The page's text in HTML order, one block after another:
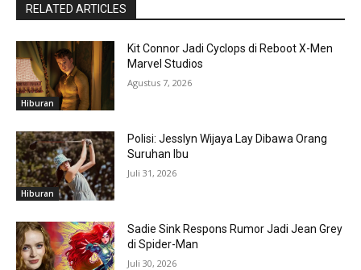
RELATED ARTICLES
Hiburan
Kit Connor Jadi Cyclops di Reboot X-Men
Marvel Studios
Agustus 7, 2026
Hiburan
Polisi: Jesslyn Wijaya Lay Dibawa Orang
Suruhan Ibu
Juli 31, 2026
Sadie Sink Respons Rumor Jadi Jean Grey
di Spider-Man
Juli 30, 2026